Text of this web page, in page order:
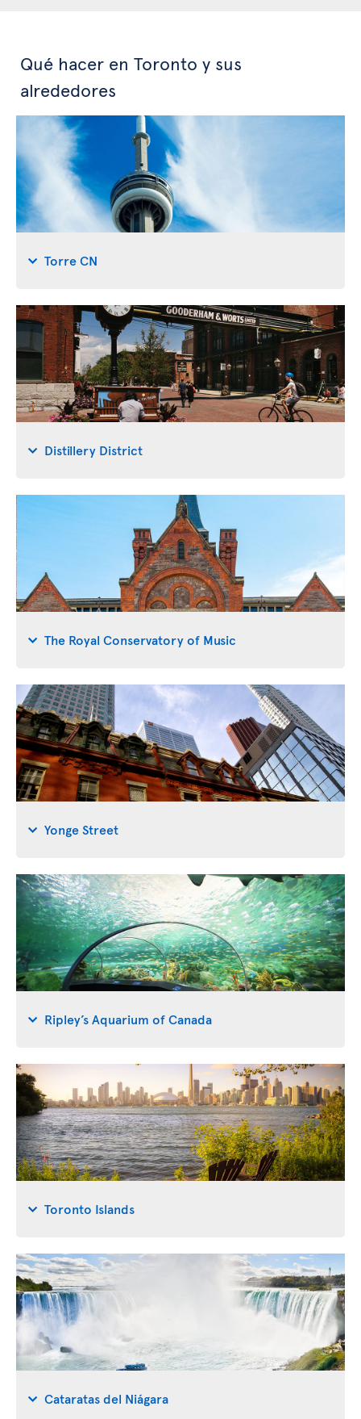
Qué hacer en Toronto y sus
alrededores
Torre CN
Distillery District
The Royal Conservatory of Music
Yonge Street
Ripley’s Aquarium of Canada
Toronto Islands
Cataratas del Niágara